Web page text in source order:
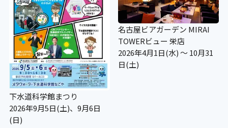
下水道科学館まつり
2026年9月5日(土)、9月6日
(日)
名古屋ビアガーデン MIRAI
TOWERビュー 栄店
2026年4月1日(水) ～ 10月31
日(土)